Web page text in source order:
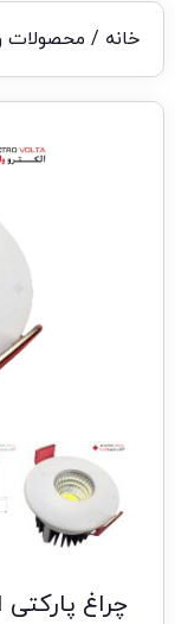
خانه / محصولات
چراغ پارکتی